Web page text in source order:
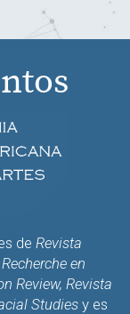
de Revista
en
Review, Revista
Studies y es